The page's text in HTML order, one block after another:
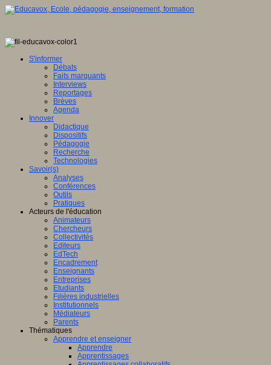
S'informer
Débats
Faits marquants
Interviews
Reportages
Brèves
Agenda
Innover
Didactique
Dispositifs
Pédagogie
Recherche
Technologies
Savoir(s)
Analyses
Conférences
Outils
Pratiques
Acteurs de l'éducation
Animateurs
Chercheurs
Collectivités
Editeurs
EdTech
Encadrement
Enseignants
Entreprises
Etudiants
Filières industrielles
Institutionnels
Médiateurs
Parents
Thématiques
Apprendre et enseigner
Apprendre
Apprentissages